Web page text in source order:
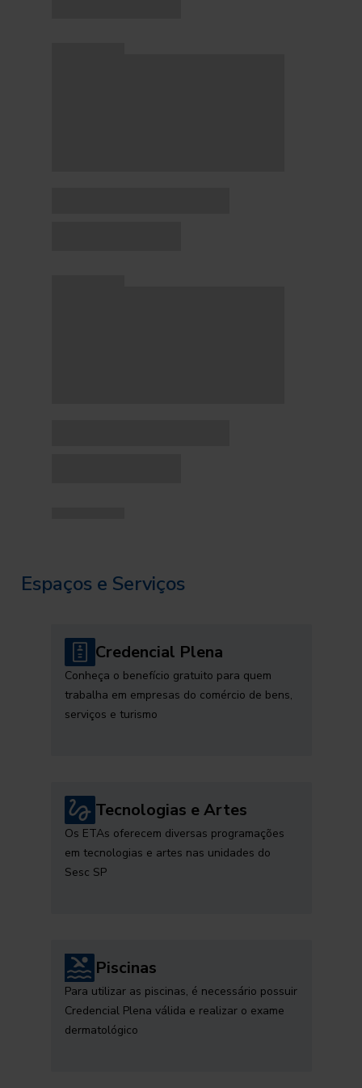
Espaços e Serviços
Credencial Plena
Conheça o benefício gratuito para quem
trabalha em empresas do comércio de bens,
serviços e turismo
Tecnologias e Artes
Os ETAs oferecem diversas programações
em tecnologias e artes nas unidades do
Sesc SP
Piscinas
Para utilizar as piscinas, é necessário possuir
Credencial Plena válida e realizar o exame
dermatológico